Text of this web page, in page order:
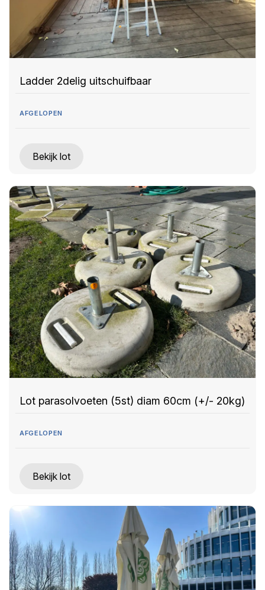
Ladder 2delig uitschuifbaar
AFGELOPEN
Bekijk lot
Lot parasolvoeten (5st) diam 60cm (+/- 20kg)
AFGELOPEN
Bekijk lot